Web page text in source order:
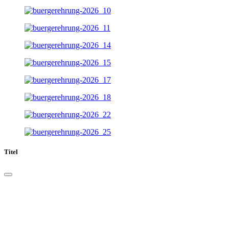
Titel